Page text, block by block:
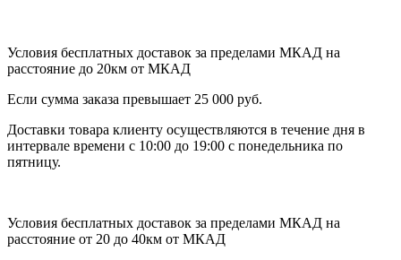
Условия бесплатных доставок за пределами МКАД на
расстояние до 20км от МКАД
Если сумма заказа превышает 25 000 руб.
Доставки товара клиенту осуществляются в течение дня в
интервале времени с 10:00 до 19:00 с понедельника по
пятницу.
Условия бесплатных доставок за пределами МКАД на
расстояние от 20 до 40км от МКАД